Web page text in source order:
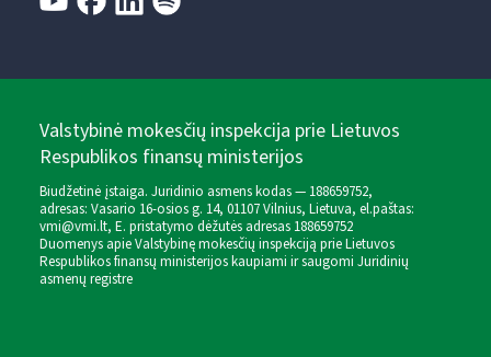
Valstybinė mokesčių inspekcija prie Lietuvos
Respublikos finansų ministerijos
Biudžetinė įstaiga. Juridinio asmens kodas — 188659752,
adresas: Vasario 16-osios g. 14, 01107 Vilnius, Lietuva, el.paštas:
vmi@vmi.lt, E. pristatymo dėžutės adresas 188659752
Duomenys apie Valstybinę mokesčių inspekciją prie Lietuvos
Respublikos finansų ministerijos kaupiami ir saugomi Juridinių
asmenų registre